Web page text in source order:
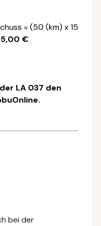
= (50 (km) x 15
€
LA 037 den
bei der